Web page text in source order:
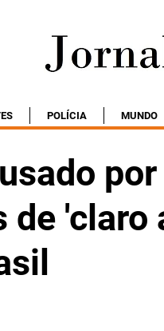
POLÍCIA MUNDO
de 'claro